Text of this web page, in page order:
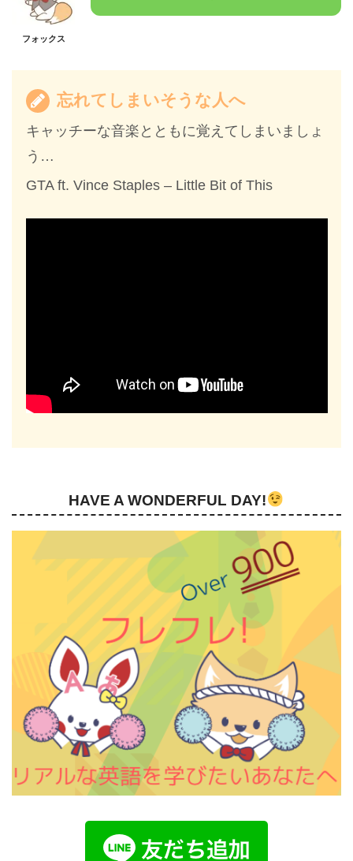
フォックス
忘れてしまいそうな人へ
キャッチーな音楽とともに覚えてしまいましょ
う…
GTA ft. Vince Staples – Little Bit of This
HAVE A WONDERFUL DAY!